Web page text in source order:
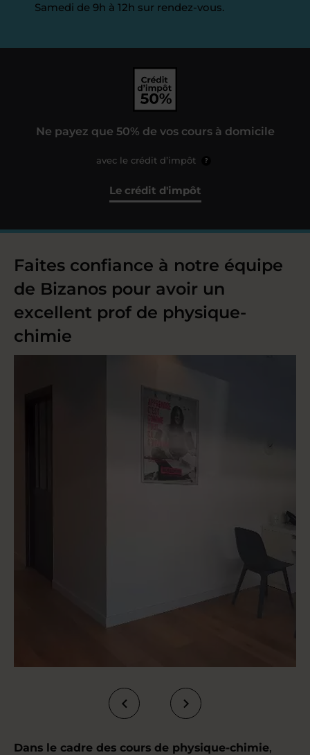
Samedi de 9h à 12h sur rendez-vous.
Ne payez que 50% de vos cours à domicile
avec le crédit d’impôt ?
Le crédit d'impôt
Faites confiance à notre équipe
de Bizanos pour avoir un
excellent prof de physique-
chimie
Dans le cadre des cours de physique-chimie,